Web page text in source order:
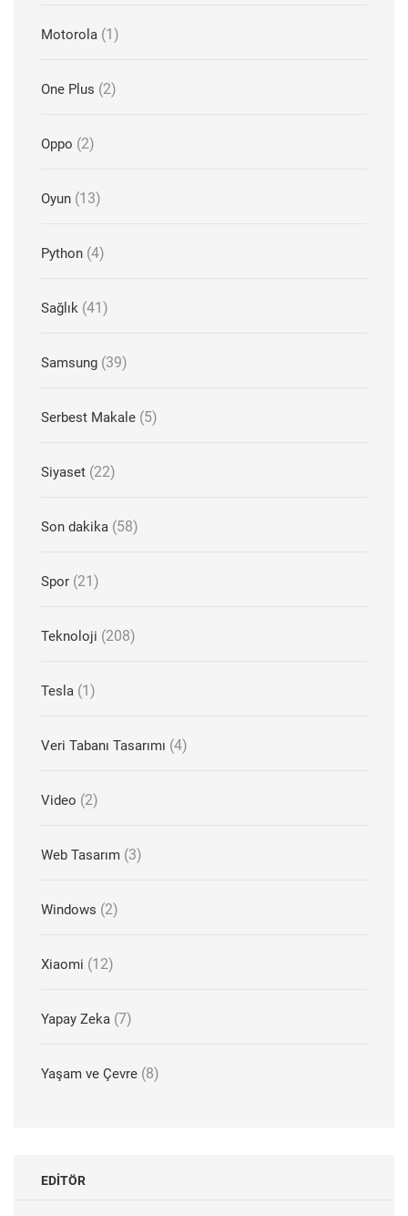
Motorola (1)
One Plus (2)
Oppo (2)
Oyun (13)
Python (4)
Sağlık (41)
Samsung (39)
Serbest Makale (5)
Siyaset (22)
Son dakika (58)
Spor (21)
Teknoloji (208)
Tesla (1)
Veri Tabanı Tasarımı (4)
Video (2)
Web Tasarım (3)
Windows (2)
Xiaomi (12)
Yapay Zeka (7)
Yaşam ve Çevre (8)
EDITÖR